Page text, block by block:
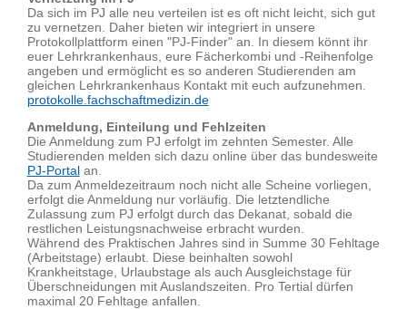
Da sich im PJ alle neu verteilen ist es oft nicht leicht, sich gut
zu vernetzen. Daher bieten wir integriert in unsere
Protokollplattform einen "PJ-Finder" an. In diesem könnt ihr
euer Lehrkrankenhaus, eure Fächerkombi und -Reihenfolge
angeben und ermöglicht es so anderen Studierenden am
gleichen Lehrkrankenhaus Kontakt mit euch aufzunehmen.
protokolle.fachschaftmedizin.de
Anmeldung, Einteilung und Fehlzeiten
Die Anmeldung zum PJ erfolgt im zehnten Semester. Alle
Studierenden melden sich dazu online über das bundesweite
PJ-Portalan.
Da zum Anmeldezeitraum noch nicht alle Scheine vorliegen,
erfolgt die Anmeldung nur vorläufig. Die letztendliche
Zulassung zum PJ erfolgt durch das Dekanat, sobald die
restlichen Leistungsnachweise erbracht wurden.
Während des Praktischen Jahres sind in Summe 30 Fehltage
(Arbeitstage) erlaubt. Diese beinhalten sowohl
Krankheitstage, Urlaubstage als auch Ausgleichstage für
Überschneidungen mit Auslandszeiten. Pro Tertial dürfen
maximal 20 Fehltage anfallen.